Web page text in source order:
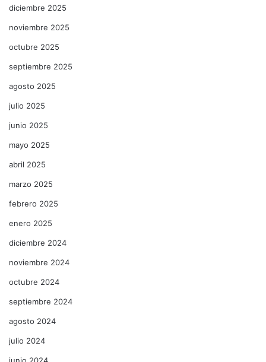
diciembre 2025
noviembre 2025
octubre 2025
septiembre 2025
agosto 2025
julio 2025
junio 2025
mayo 2025
abril 2025
marzo 2025
febrero 2025
enero 2025
diciembre 2024
noviembre 2024
octubre 2024
septiembre 2024
agosto 2024
julio 2024
junio 2024